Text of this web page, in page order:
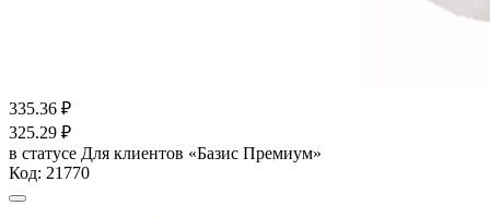
335.36 ₽
325.29 ₽
в статусе Для клиентов «Базис Премиум»
Код: 21770